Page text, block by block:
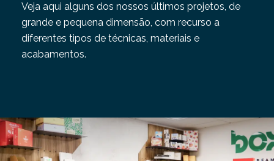
Veja aqui alguns dos nossos últimos projetos, de
grande e pequena dimensão, com recurso a
diferentes tipos de técnicas, materiais e
acabamentos.